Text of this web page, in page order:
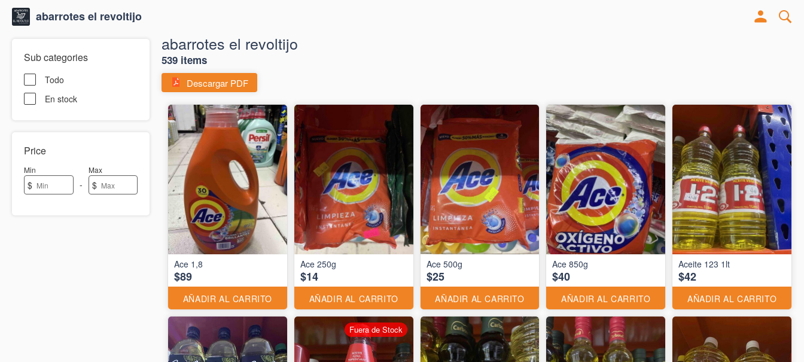
abarrotes el revoltijo
Sub categories
Todo
En stock
Price
Min
$ -
Max
$
abarrotes el revoltijo
539 items
Descargar PDF
Ace 1,8
$89
AÑADIR AL CARRITO
Ace 250g
$14
AÑADIR AL CARRITO
Ace 500g
$25
AÑADIR AL CARRITO
Ace 850g
$40
AÑADIR AL CARRITO
Aceite 123 1lt
$42
AÑADIR AL CARRITO
Fuera de Stock